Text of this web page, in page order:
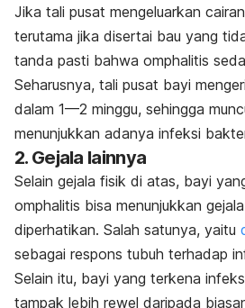
Jika tali pusat mengeluarkan
terutama jika disertai bau yang
tanda pasti bahwa omphalitis
Seharusnya, tali pusat bayi
dalam 1—2 minggu, sehingga
menunjukkan adanya infeksi
2. Gejala lainnya
Selain gejala fisik di atas, bayi
omphalitis bisa menunjukkan
diperhatikan. Salah satunya, yaitu
sebagai respons tubuh terhadap
Selain itu, bayi yang terkena
tampak lebih rewel daripada